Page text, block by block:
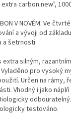
extra carbon new",
V NOVÉM. Ve
a vývoji od
a šetrnosti.
extra silným,
pro vysoký
Určen na rámy,
Vhodný i jako
testováno.